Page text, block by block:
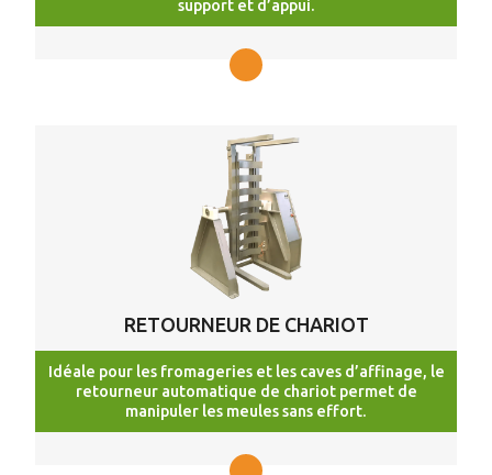
support et d’appui.
RETOURNEUR DE CHARIOT
Idéale pour les fromageries et les caves d’affinage, le
retourneur automatique de chariot permet de
manipuler les meules sans effort.